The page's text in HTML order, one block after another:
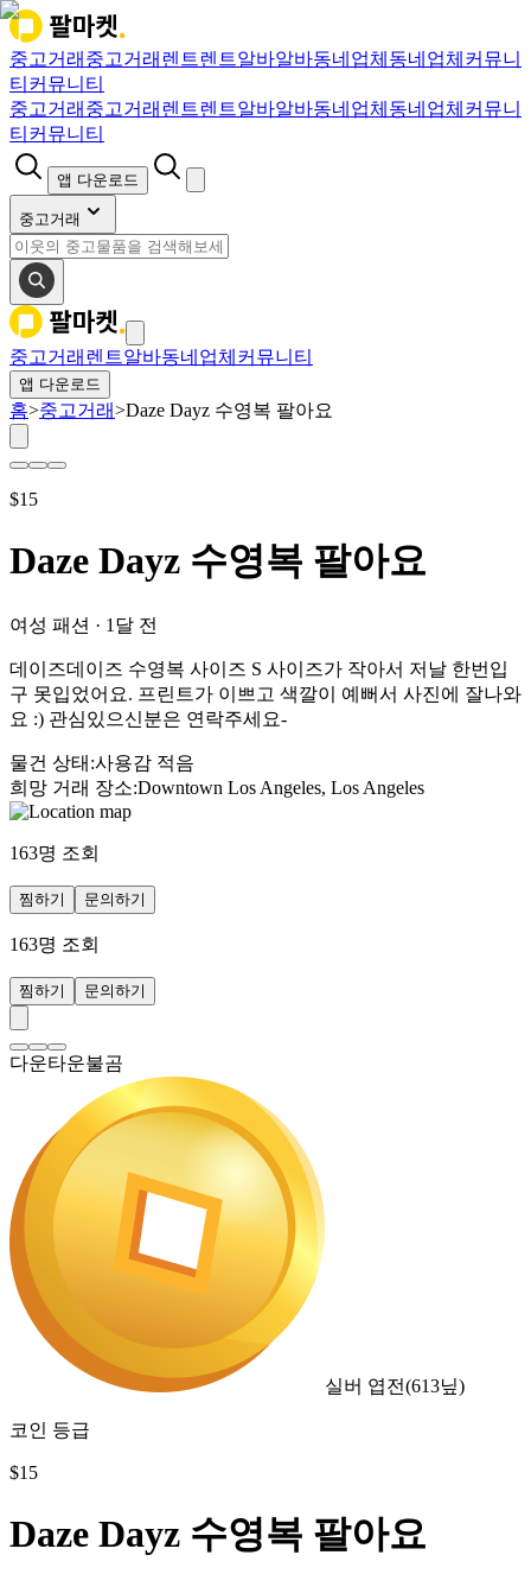
중고거래 중고거래 렌트렌트알바알바동네업체 동네업체 커뮤니
티 커뮤니티
중고거래 중고거래 렌트렌트알바알바동네업체 동네업체 커뮤니
티 커뮤니티
앱 다운로드
중고거래
중고거래 렌트알바동네업체 커뮤니티
앱 다운로드
홈>중고거래>Daze Dayz 수영복 팔아요
$15
Daze Dayz 수영복 팔아요
여성 패션 · 1달 전
데이즈데이즈 수영복 사이즈 S 사이즈가 작아서 저날 한번입
구 못입었어요. 프린트가 이쁘고 색깔이 예뻐서 사진에 잘나와
요 :) 관심있으신분은 연락주세요-
물건 상태 :사용감 적음
희망 거래 장소:Downtown Los Angeles, Los Angeles
163명 조회
찜하기 문의하기
163명 조회
찜하기 문의하기
다운타운불곰
실버 엽전(613닢)
코인 등급
$15
Daze Dayz 수영복 팔아요